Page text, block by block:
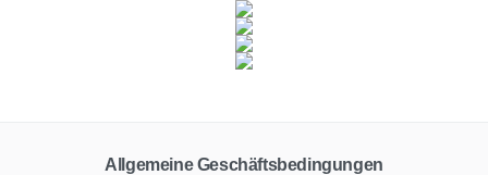
Allgemeine Geschäftsbedingungen